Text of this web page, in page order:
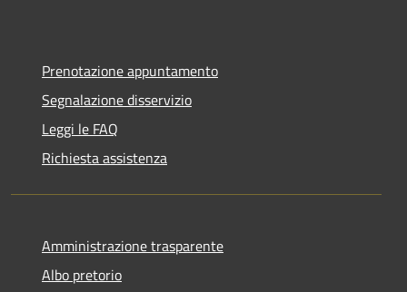
Prenotazione appuntamento
Segnalazione disservizio
Leggi le FAQ
Richiesta assistenza
Amministrazione trasparente
Albo pretorio